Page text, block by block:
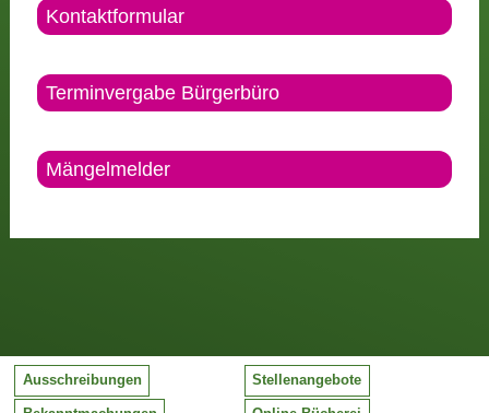
Kontaktformular
Terminvergabe Bürgerbüro
Mängelmelder
Ausschreibungen Stellenangebote